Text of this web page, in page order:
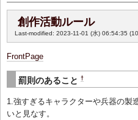
創作活動ルール
Last-modified: 2023-11-01 (水) 06:54:35
FrontPage
罰則のあること †
1.強すぎるキャラクターや兵器の製
いと見なす。